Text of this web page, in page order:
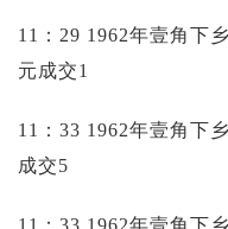
11：29 1962年壹角下
元成交1
11：33 1962年壹角下
成交5
11：33 1962年壹角下